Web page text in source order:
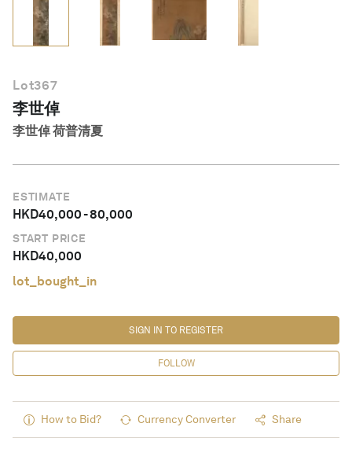
Lot367
李世倬
李世倬 荷普清夏
ESTIMATE
HKD40,000-80,000
START PRICE
HKD40,000
lot_bought_in
FOLLOW
SIGN IN TO REGISTER
How to Bid? Currency Converter Share